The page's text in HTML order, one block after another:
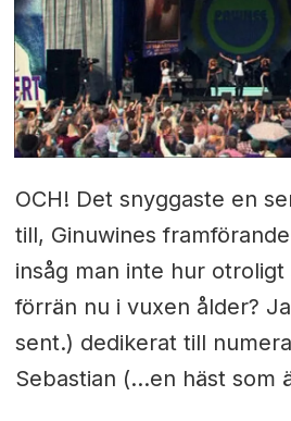
OCH! Det snyggaste en
till, Ginuwines
insåg man inte hur
förrän nu i vuxen ålder?
sent.) dedikerat till
Sebastian (...en häst som